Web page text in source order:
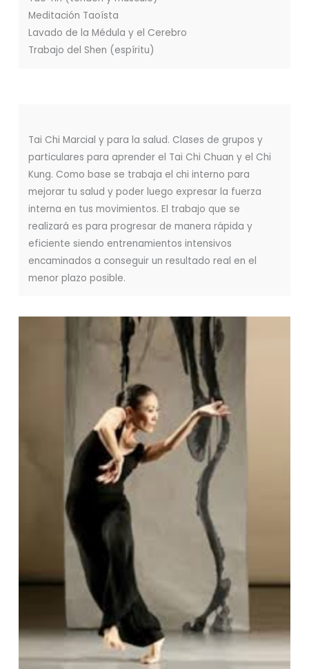
Meditación Taoísta
Lavado de la Médula y el Cerebro
Trabajo del Shen (espíritu)
Tai Chi Marcial y para la salud. Clases de grupos y
particulares para aprender el Tai Chi Chuan y el Chi
Kung. Como base se trabaja el chi interno para
mejorar tu salud y poder luego expresar la fuerza
interna en tus movimientos. El trabajo que se
realizará es para progresar de manera rápida y
eficiente siendo entrenamientos intensivos
encaminados a conseguir un resultado real en el
menor plazo posible.